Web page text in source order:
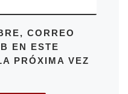
CORREO
EN ESTE
PRÓXIMA VEZ